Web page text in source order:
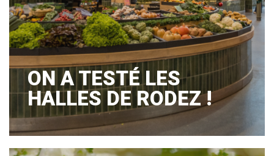
ON A TESTÉ LES
HALLES DE RODEZ !